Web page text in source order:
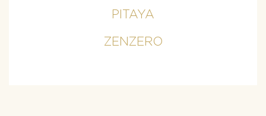
PITAYA
ZENZERO